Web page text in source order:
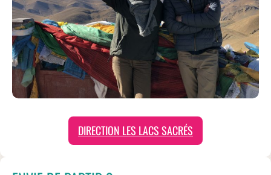
DIRECTION LES LACS SACRÉS